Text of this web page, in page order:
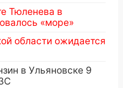
Тюленева в
«море»
области ожидается
в Ульяновске 9